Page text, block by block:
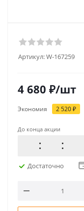
Артикул:W-167259
4 680 ₽/шт
Экономия 2 520₽
До конца акции
Достаточно